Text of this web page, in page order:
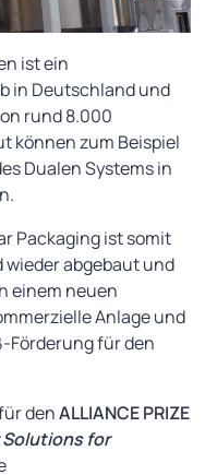
ist ein
in Deutschland und
rund 8.000
können zum Beispiel
Dualen Systems in
Packaging ist somit
wieder abgebaut und
einem neuen
Anlage und
Förderung für den
denALLIANCE PRIZE
for